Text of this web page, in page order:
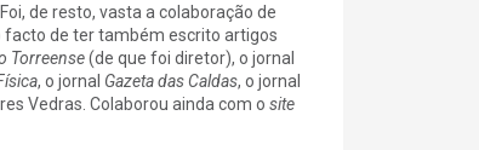
de resto, vasta a colaboração de
facto de ter também escrito artigos
Torreense(de que foi diretor), o jornal
, o jornal Gazeta das Caldas, o jornal
Vedras. Colaborou ainda com o site